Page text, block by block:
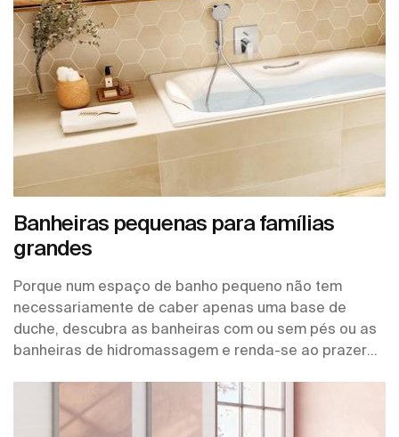
Banheiras pequenas para famílias
grandes
Porque num espaço de banho pequeno não tem
necessariamente de caber apenas uma base de
duche, descubra as banheiras com ou sem pés ou as
banheiras de hidromassagem e renda-se ao prazer